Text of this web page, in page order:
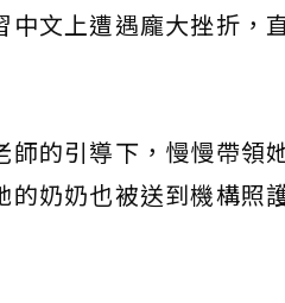
文上遭遇龐大挫折，
的引導下，慢慢帶領
奶奶也被送到機構照